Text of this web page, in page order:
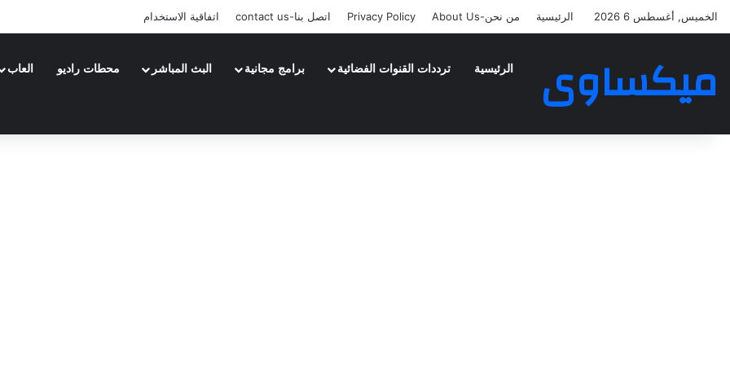
الخميس, أغسطس 6 2026 الرئيسية من نحن-About Us Privacy Policy اتصل بنا-contact us اتفاقية الاستخدام
ميكساوى الرئيسية ترددات القنوات الفضائية برامج مجانية البث المباشر محطات راديو العاب